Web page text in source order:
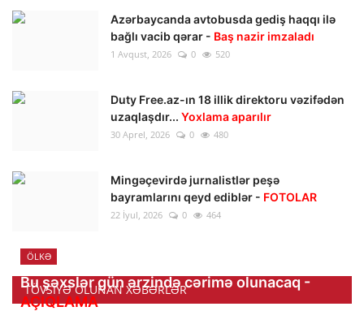
Azərbaycanda avtobusda gediş haqqı ilə
bağlı vacib qərar - Baş nazir imzaladı
1 Avqust, 2026 0 520
Duty Free.az-ın 18 illik direktoru vəzifədən
uzaqlaşdır... Yoxlama aparılır
30 Aprel, 2026 0 480
Mingəçevirdə jurnalistlər peşə
bayramlarını qeyd ediblər - FOTOLAR
22 İyul, 2026 0 464
TÖVSIYƏ OLUNAN XƏBƏRLƏR
ÖLKƏ
Bu şəxslər gün ərzində cərimə olunacaq -
AÇIQLAMA